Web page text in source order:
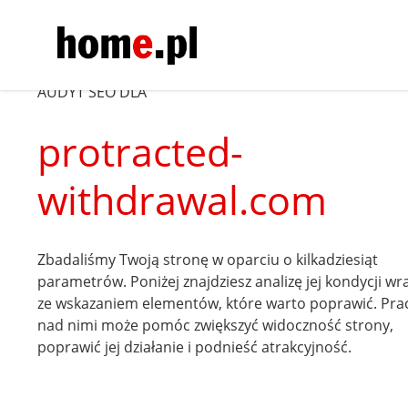
AUDYT SEO DLA
protracted-
withdrawal.com
Zbadaliśmy Twoją stronę w oparciu o kilkadziesiąt
parametrów. Poniżej znajdziesz analizę jej kondycji
ze wskazaniem elementów, które warto poprawić.
nad nimi może pomóc zwiększyć widoczność strony,
poprawić jej działanie i podnieść atrakcyjność.